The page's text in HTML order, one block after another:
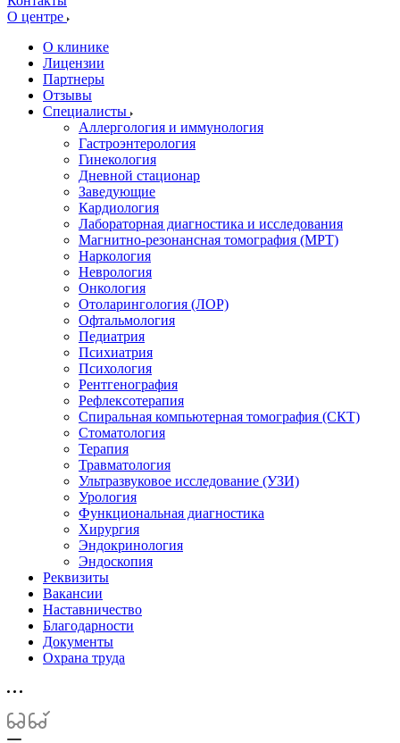
О центре
О клинике
Лицензии
Партнеры
Отзывы
Специалисты
Аллергология и иммунология
Гастроэнтерология
Гинекология
Дневной стационар
Заведующие
Кардиология
Лабораторная диагностика и исследования
Магнитно-резонансная томография (МРТ)
Наркология
Неврология
Онкология
Отоларингология (ЛОР)
Офтальмология
Педиатрия
Психиатрия
Психология
Рентгенография
Рефлексотерапия
Спиральная компьютерная томография (СКТ)
Стоматология
Терапия
Травматология
Ультразвуковое исследование (УЗИ)
Урология
Функциональная диагностика
Хирургия
Эндокринология
Эндоскопия
Реквизиты
Вакансии
Наставничество
Благодарности
Документы
Охрана труда